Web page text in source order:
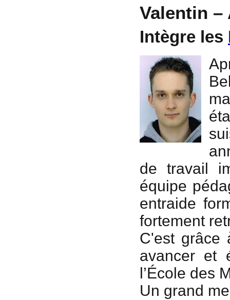
Valentin –
Intègre les
de travail
équipe
entraide
fortement
C'est grâce
avancer et
l’École des
Un grand